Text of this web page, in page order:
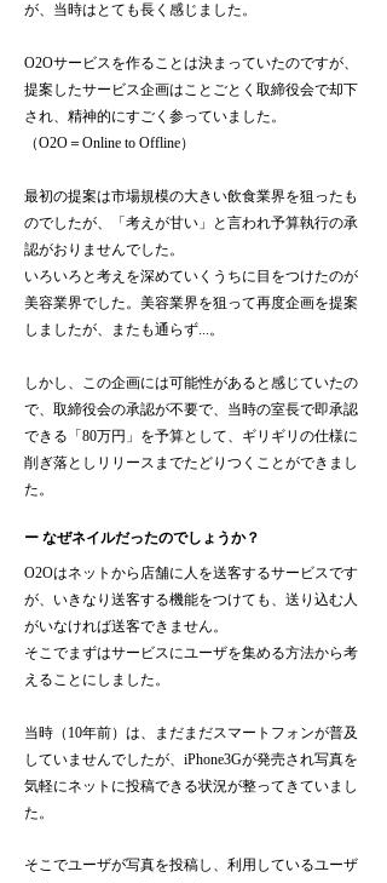
が、当時はとても長く感じました。
O2Oサービスを作ることは決まっていたのですが、
提案したサービス企画はことごとく取締役会で却下
され、精神的にすごく参っていました。
（O2O＝Online to Offline）
最初の提案は市場規模の大きい飲食業界を狙ったも
のでしたが、「考えが甘い」と言われ予算執行の承
認がおりませんでした。
いろいろと考えを深めていくうちに目をつけたのが
美容業界でした。美容業界を狙って再度企画を提案
しましたが、またも通らず...。
しかし、この企画には可能性があると感じていたの
で、取締役会の承認が不要で、当時の室長で即承認
できる「80万円」を予算として、ギリギリの仕様に
削ぎ落としリリースまでたどりつくことができまし
た。
ー なぜネイルだったのでしょうか？
O2Oはネットから店舗に人を送客するサービスです
が、いきなり送客する機能をつけても、送り込む人
がいなければ送客できません。
そこでまずはサービスにユーザを集める方法から考
えることにしました。
当時（10年前）は、まだまだスマートフォンが普及
していませんでしたが、iPhone3Gが発売され写真を
気軽にネットに投稿できる状況が整ってきていまし
た。
そこでユーザが写真を投稿し、利用しているユーザ